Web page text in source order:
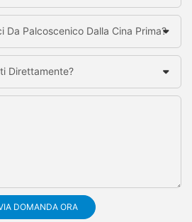
Da Palcoscenico Dalla Cina Prima?
Direttamente?
DOMANDA ORA